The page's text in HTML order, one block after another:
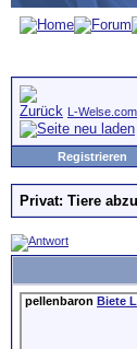
L-
Registrieren
Privat: Tiere
pellenbaron Biete